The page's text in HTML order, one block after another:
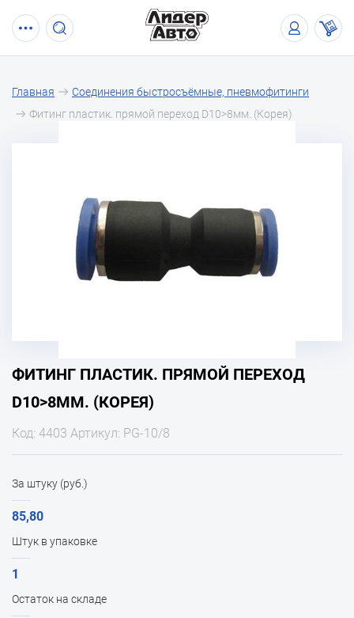
Главная
Соединения быстросъёмные, пневмофитинги
Фитинг пластик. прямой переход D10>8мм. (Корея)
ФИТИНГ ПЛАСТИК. ПРЯМОЙ ПЕРЕХОД
D10>8ММ. (КОРЕЯ)
Код: 4403 Артикул: PG-10/8
За штуку (руб.)
85,80
Штук в упаковке
1
Остаток на складе